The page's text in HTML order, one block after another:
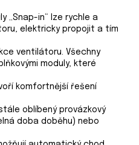
„Snap-in“ lze rychle a
elektricky propojit a tím
ventilátoru. Všechny
moduly, které
komfortnější řešení
oblíbený provázkový
doba doběhu) nebo